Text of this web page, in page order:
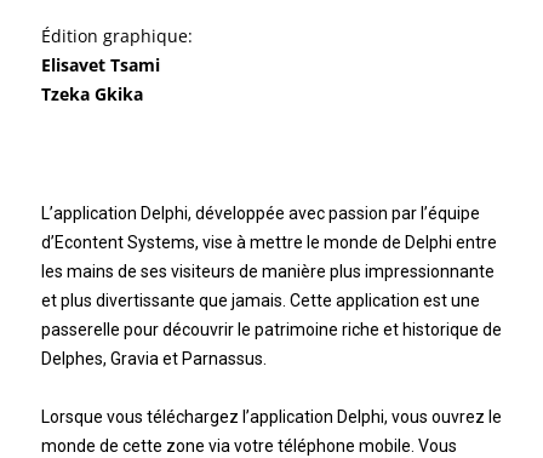
Édition graphique:
Elisavet Tsami
Tzeka Gkika
L’application Delphi, développée avec passion par l’équipe
d’Econtent Systems, vise à mettre le monde de Delphi entre
les mains de ses visiteurs de manière plus impressionnante
et plus divertissante que jamais. Cette application est une
passerelle pour découvrir le patrimoine riche et historique de
Delphes, Gravia et Parnassus.
Lorsque vous téléchargez l’application Delphi, vous ouvrez le
monde de cette zone via votre téléphone mobile. Vous